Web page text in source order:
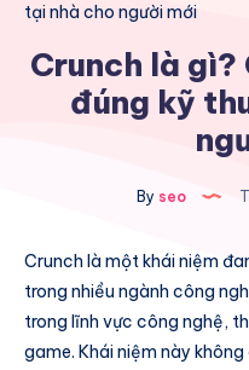
tại nhà cho người mới
Crunch là
đúng kỹ
By seo
Crunch là một khái niệm
trong nhiều ngành công
trong lĩnh vực công nghệ,
game. Khái niệm này